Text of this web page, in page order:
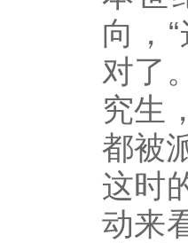
向，
对了
究生
都被
这时
动来